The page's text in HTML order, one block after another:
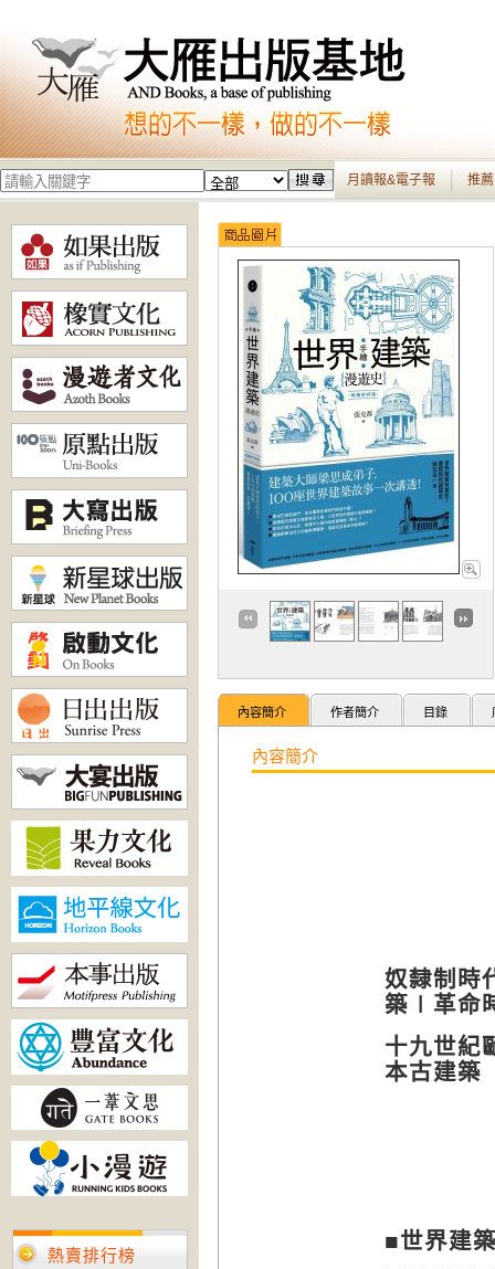
月讀報&電子報 推
熱賣排行榜
內容簡介 作者簡介 目錄
內容簡介
奴隸制時
築∣革命
十九世紀
本古建築
■世界建